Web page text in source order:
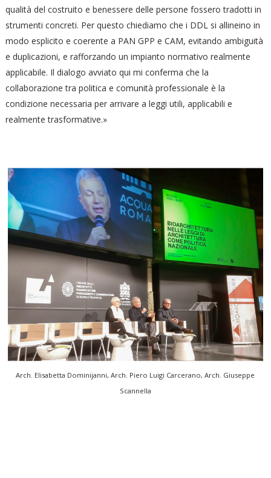
qualità del costruito e benessere delle persone fossero tradotti in
strumenti concreti. Per questo chiediamo che i DDL si allineino in
modo esplicito e coerente a PAN GPP e CAM, evitando ambiguità
e duplicazioni, e rafforzando un impianto normativo realmente
applicabile. Il dialogo avviato qui mi conferma che la
collaborazione tra politica e comunità professionale è la
condizione necessaria per arrivare a leggi utili, applicabili e
realmente trasformative.»
Arch. Elisabetta Dominijanni, Arch. Piero Luigi Carcerano, Arch. Giuseppe
Scannella